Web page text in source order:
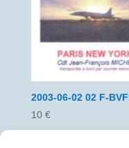
2003-06-02 02 F-
10 €